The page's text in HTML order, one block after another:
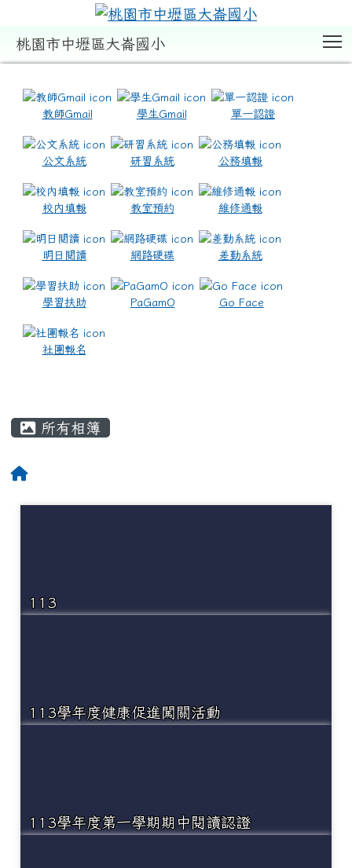
桃園市中壢區大崙國小
教師Gmail 學生Gmail 單一認證
公文系統 研習系統 公務填報
校內填報 教室預約 維修通報
明日閱讀 網路硬碟 差勤系統
學習扶助 PaGamO Go Face
社團報名
所有相簿
113
113學年度健康促進闖關活動
113學年度第一學期期中閱讀認證